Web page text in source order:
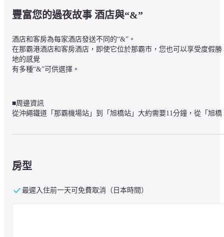
豐富您的過夜故事 酒店與“&”
酒店和客房為每家酒店發送不同的“&”。
在那霸港酒店和客房酒店，即使它位於那霸市，您也可以享受度假勝
地的感覺
有多種“&”可供選擇。
■周邊資訊
從沖繩鐵道「那霸機場站」到「旭橋站」大約需要11分鐘，從「旭橋
[對於那些希望使用游泳池和桑拿浴室的人]
根據當天的供應情況，可以在現場進行額外的購買。 成人1,800日元
房型
最遲入住前一天可免費取消（日本時間）